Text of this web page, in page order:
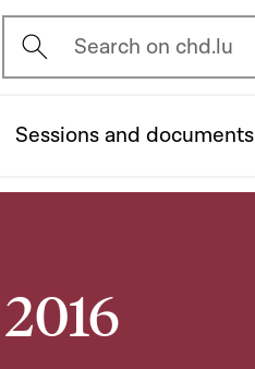
Ouvrir l'écran de recherche
Search on chd.lu
Sessions and documents